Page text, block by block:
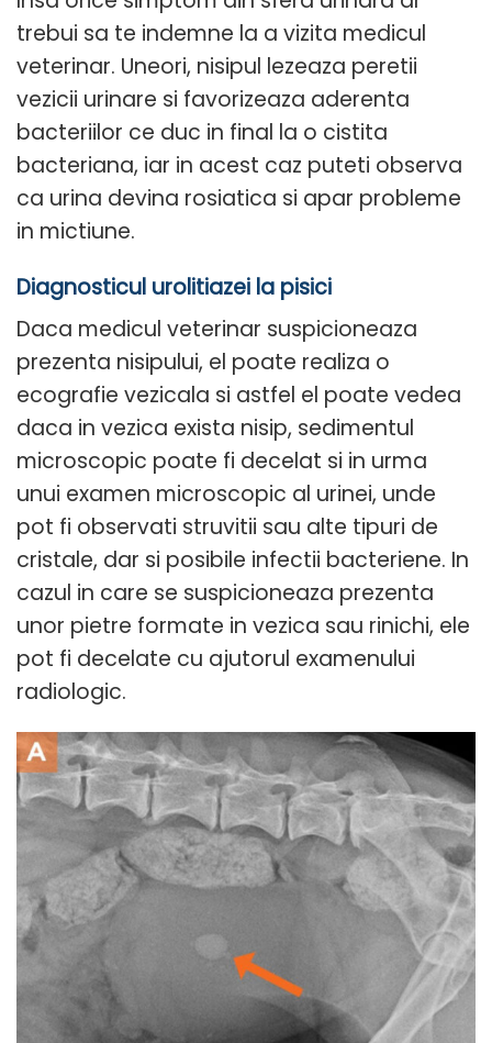
trebui sa te indemne la a vizita medicul
veterinar. Uneori, nisipul lezeaza peretii
vezicii urinare si favorizeaza aderenta
bacteriilor ce duc in final la o cistita
bacteriana, iar in acest caz puteti observa
ca urina devina rosiatica si apar probleme
in mictiune.
Diagnosticul urolitiazei la pisici
Daca medicul veterinar suspicioneaza
prezenta nisipului, el poate realiza o
ecografie vezicala si astfel el poate vedea
daca in vezica exista nisip, sedimentul
microscopic poate fi decelat si in urma
unui examen microscopic al urinei, unde
pot fi observati struvitii sau alte tipuri de
cristale, dar si posibile infectii bacteriene. In
cazul in care se suspicioneaza prezenta
unor pietre formate in vezica sau rinichi, ele
pot fi decelate cu ajutorul examenului
radiologic.